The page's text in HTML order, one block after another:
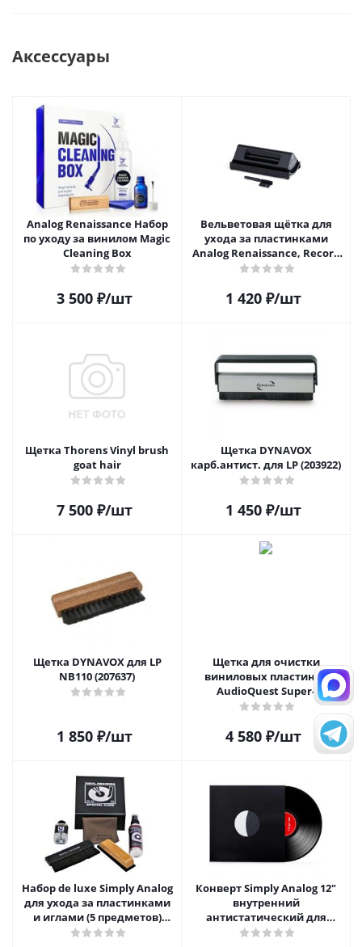
Аксессуары
Analog Renaissance Набор
по уходу за винилом Magic
Cleaning Box
3 500₽/шт
Вельветовая щётка для
ухода за пластинками
Analog Renaissance, Record
Velvet Brush, AR-7151, Black
1 420₽/шт
Щетка Thorens Vinyl brush
goat hair
7 500₽/шт
Щетка DYNAVOX
карб.антист. для LP (203922)
1 450₽/шт
Щетка DYNAVOX для LP
NB110 (207637)
1 850₽/шт
Щетка для очистки
виниловых пластинок
AudioQuest Super-
Conductive Anti-Static
4 580₽/шт
Набор de luxe Simply Analog
для ухода за пластинками
и иглами (5 предметов)
SAVC003
Конверт Simply Analog 12"
внутренний
антистатический для
пластинок (25 шт)